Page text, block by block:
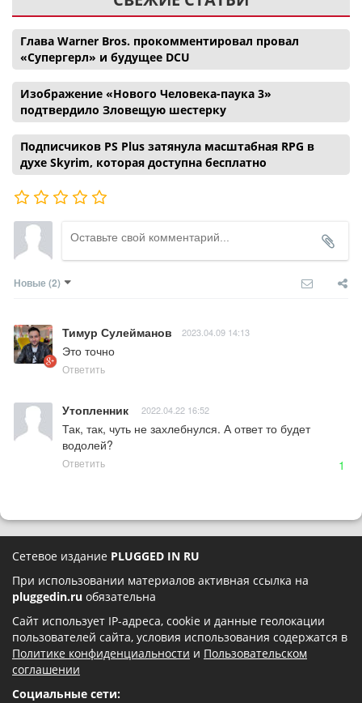
Глава Warner Bros. прокомментировал провал
«Супергерл» и будущее DCU
Изображение «Нового Человека-паука 3»
подтвердило Зловещую шестерку
Подписчиков PS Plus затянула масштабная RPG в
духе Skyrim, которая доступна бесплатно
Новые (2)
Тимур Сулейманов 2023.04.09 14:13
Это точно
Ответить
Утопленник 2022.04.22 16:52
Так, так, чуть не захлебнулся. А ответ то будет
водолей?
Ответить 1
Сетевое издание PLUGGED IN RU
При использовании материалов активная ссылка на
pluggedin.ru обязательна
Сайт использует IP-адреса, cookie и данные геолокации
пользователей сайта, условия использования содержатся в
Политике конфиденциальности и Пользовательском
соглашении
Социальные сети: